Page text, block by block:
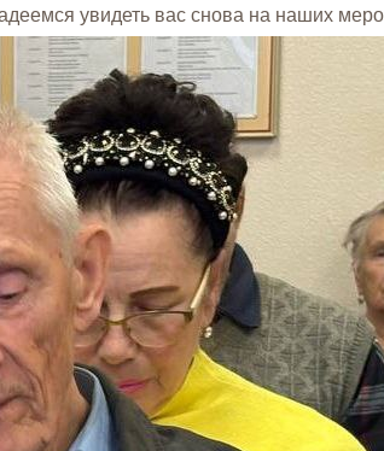
увидеть вас снова на наших